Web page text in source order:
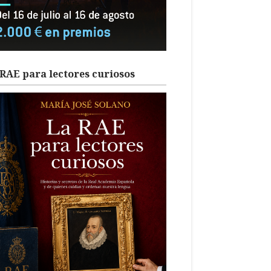
para lectores curiosos